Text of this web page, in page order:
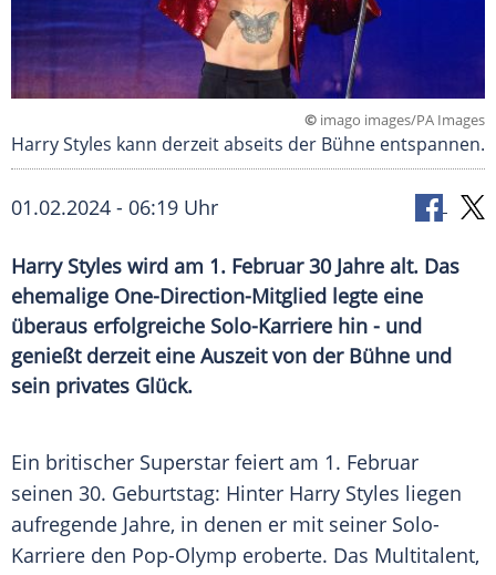
© imago images/PA Images
Harry Styles kann derzeit abseits der Bühne entspannen.
01.02.2024 - 06:19 Uhr
Harry Styles wird am 1. Februar 30 Jahre alt. Das
ehemalige One-Direction-Mitglied legte eine
überaus erfolgreiche Solo-Karriere hin - und
genießt derzeit eine Auszeit von der Bühne und
sein privates Glück.
Ein britischer Superstar feiert am 1. Februar
seinen 30. Geburtstag: Hinter Harry Styles liegen
aufregende Jahre, in denen er mit seiner Solo-
Karriere den Pop-Olymp eroberte. Das Multitalent,